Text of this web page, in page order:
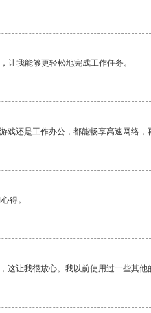
让我能够更轻松地完成工作任务。
还是工作办公，都能畅享高速网络
得。
让我很放心。我以前使用过一些其